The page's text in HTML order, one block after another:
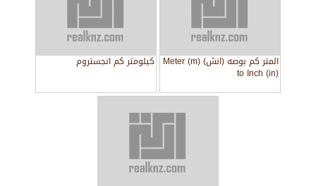
المتر كم بوصه (انش) Meter (m)
to Inch (in)
كيلومتر كم انجستروم